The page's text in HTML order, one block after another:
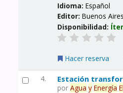
Idioma:Español
Editor:Buenos
Disponibilidad:
Hacer reserva
4. Estación
porAgua y Energía